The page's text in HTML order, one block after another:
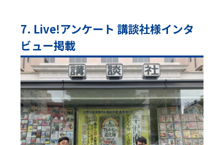
7. Live!アンケート 講談社様インタ
ビュー掲載